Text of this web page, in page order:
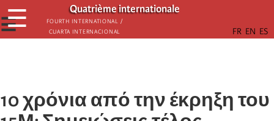
Παράκαμψη
προς
το
Quatrième internationale
Fourth International /
Cuarta Internacional
☰
☰
10 χρόνια από την έκρηξη του